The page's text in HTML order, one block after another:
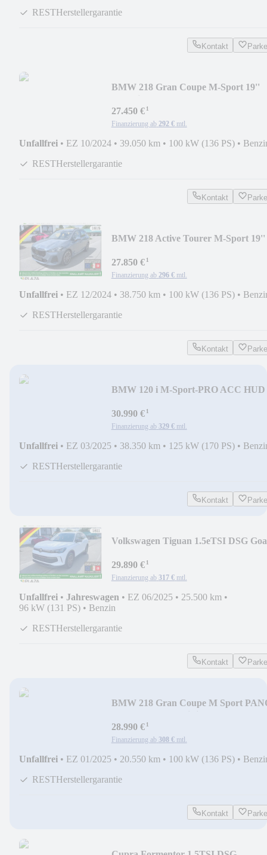
RESTHerstellergarantie
Kontakt
BMW 218 Gran Coupe M-Sport 19''
27.450 €¹
Finanzierung ab 292 € mtl.
Unfallfrei • EZ 10/2024 • 39.050 km • 100 kW (136 PS) •
RESTHerstellergarantie
Kontakt
BMW 218 Active Tourer M-Sport 19''
27.850 €¹
Finanzierung ab 296 € mtl.
Unfallfrei • EZ 12/2024 • 38.750 km • 100 kW (136 PS) •
RESTHerstellergarantie
Kontakt
BMW 120 i M-Sport-PRO ACC HUD
30.990 €¹
Finanzierung ab 329 € mtl.
Unfallfrei • EZ 03/2025 • 38.350 km • 125 kW (170 PS) •
RESTHerstellergarantie
Kontakt
Volkswagen Tiguan 1.5eTSI DSG
29.890 €¹
Finanzierung ab 317 € mtl.
Unfallfrei • Jahreswagen • EZ 06/2025 • 25.500 km •
96 kW (131 PS) • Benzin
RESTHerstellergarantie
Kontakt
BMW 218 Gran Coupe M Sport
28.990 €¹
Finanzierung ab 308 € mtl.
Unfallfrei • EZ 01/2025 • 20.550 km • 100 kW (136 PS) •
RESTHerstellergarantie
Kontakt